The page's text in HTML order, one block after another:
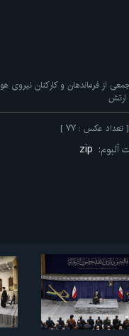
از فرماندهان و کارکنان نیروی
ارتش
[ تعداد عکس : ۷۷ ]
آلبوم: